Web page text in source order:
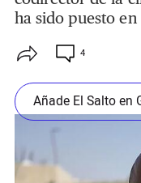
ha sido puesto
4
Añade El Salto en